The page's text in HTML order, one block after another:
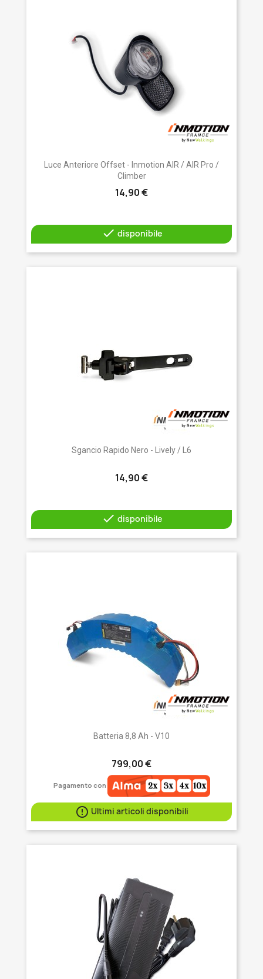
Luce Anteriore Offset - Inmotion AIR / AIR Pro /
Climber
14,90 €
 disponibile
Sgancio Rapido Nero - Lively / L6
14,90 €
 disponibile
Batteria 8,8 Ah - V10
799,00 €
Pagamento con
 Ultimi articoli disponibili